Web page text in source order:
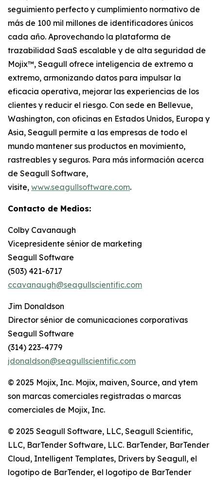
seguimiento perfecto y cumplimiento normativo de
más de 100 mil millones de identificadores únicos
cada año. Aprovechando la plataforma de
trazabilidad SaaS escalable y de alta seguridad de
Mojix™, Seagull ofrece inteligencia de extremo a
extremo, armonizando datos para impulsar la
eficacia operativa, mejorar las experiencias de los
clientes y reducir el riesgo. Con sede en Bellevue,
Washington, con oficinas en Estados Unidos, Europa y
Asia, Seagull permite a las empresas de todo el
mundo mantener sus productos en movimiento,
rastreables y seguros. Para más información acerca
de Seagull Software,
visite, www.seagullsoftware.com.
Contacto de Medios:
Colby Cavanaugh
Vicepresidente sénior de marketing
Seagull Software
(503) 421-6717
ccavanaugh@seagullscientific.com
Jim Donaldson
Director sénior de comunicaciones corporativas
Seagull Software
(314) 223-4779
jdonaldson@seagullscientific.com
© 2025 Mojix, Inc. Mojix, maiven, Source, and ytem
son marcas comerciales registradas o marcas
comerciales de Mojix, Inc.
© 2025 Seagull Software, LLC, Seagull Scientific,
LLC, BarTender Software, LLC. BarTender, BarTender
Cloud, Intelligent Templates, Drivers by Seagull, el
logotipo de BarTender, el logotipo de BarTender